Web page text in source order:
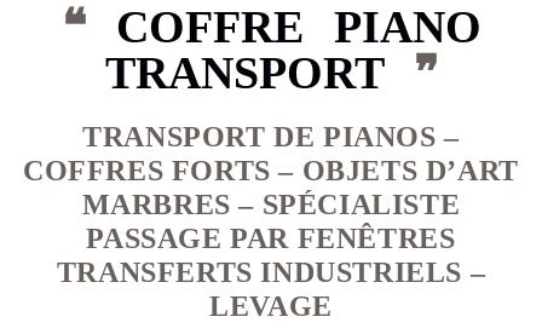
❝COFFRE PIANO
TRANSPORT ❞
TRANSPORT DE PIANOS –
COFFRES FORTS – OBJETS D’ART
MARBRES – SPÉCIALISTE
PASSAGE PAR FENÊTRES
TRANSFERTS INDUSTRIELS –
LEVAGE